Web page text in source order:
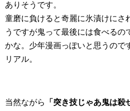
ありそうです。
童磨に負けると奇麗に氷漬けにさ
うですが鬼って最後には食べるの
かな。少年漫画っぽいと思うので
リアル。
当然ながら 「突き技じゃあ鬼は殺